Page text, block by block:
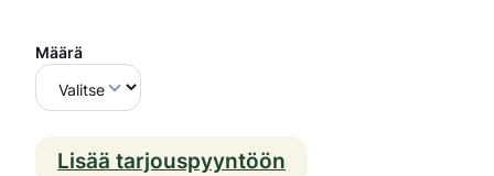
Määrä
Lisää tarjouspyyntöön